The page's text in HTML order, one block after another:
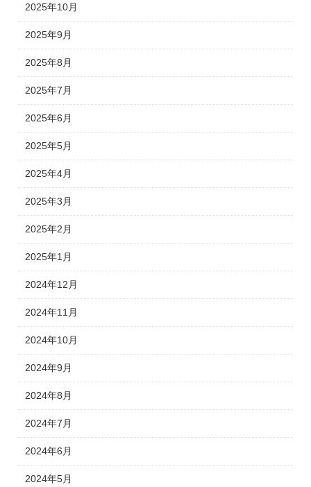
2025年10月
2025年9月
2025年8月
2025年7月
2025年6月
2025年5月
2025年4月
2025年3月
2025年2月
2025年1月
2024年12月
2024年11月
2024年10月
2024年9月
2024年8月
2024年7月
2024年6月
2024年5月